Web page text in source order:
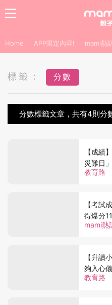
Home APP限定內容! mami熱
標籤： 分數
分數標籤文章，共有4則分
教育路
【成績
災難日
的4個補
mami熱
【考試
得爆分
思維值得
教育路
【升讀
夠入心
方法